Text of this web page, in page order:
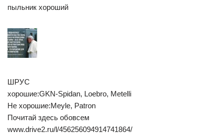
пыльник хороший
ШРУС
хорошие:GKN-Spidan, Loebro, Metelli
Не хорошие:Meyle, Patron
Почитай здесь обовсем
www.drive2.ru/l/456256094914741864/